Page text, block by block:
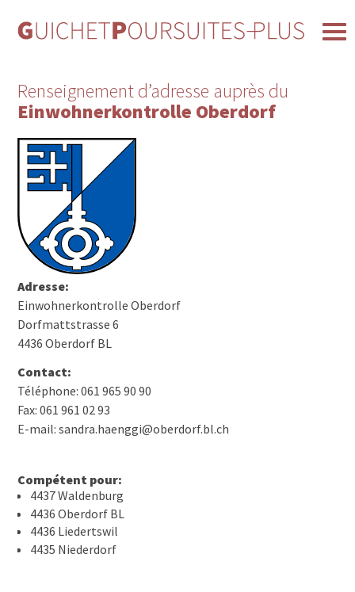
Renseignement d’adresse auprès du
Einwohnerkontrolle Oberdorf
Adresse:
Einwohnerkontrolle Oberdorf
Dorfmattstrasse 6
4436 Oberdorf BL
Contact:
Téléphone: 061 965 90 90
Fax: 061 961 02 93
E-mail: sandra.haenggi@oberdorf.bl.ch
Compétent pour:
4437 Waldenburg
4436 Oberdorf BL
4436 Liedertswil
4435 Niederdorf